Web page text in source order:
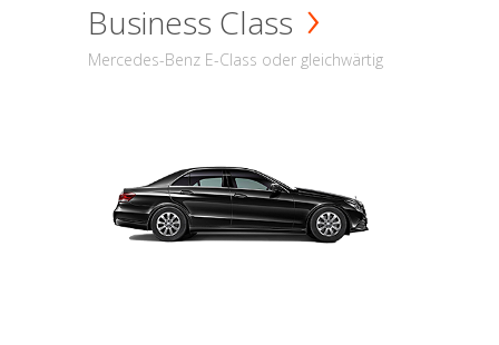
Business Class
Mercedes-Benz E-Class oder gleichwärtig